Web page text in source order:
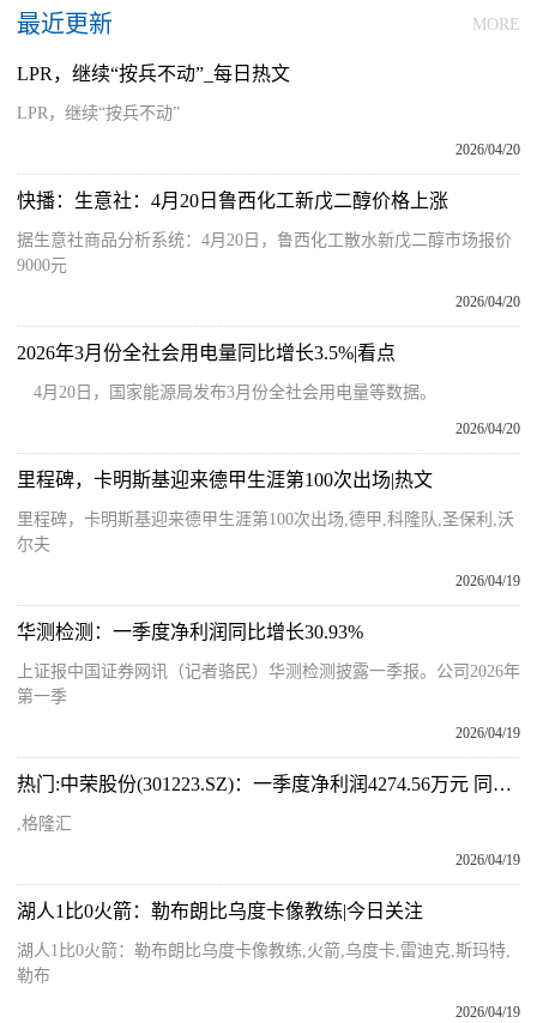
最近更新 MORE
LPR，继续“按兵不动”_每日热文
LPR，继续“按兵不动”
2026/04/20
快播：生意社：4月20日鲁西化工新戊二醇价格上涨
据生意社商品分析系统：4月20日，鲁西化工散水新戊二醇市场报价
9000元
2026/04/20
2026年3月份全社会用电量同比增长3.5%|看点
4月20日，国家能源局发布3月份全社会用电量等数据。
2026/04/20
里程碑，卡明斯基迎来德甲生涯第100次出场|热文
里程碑，卡明斯基迎来德甲生涯第100次出场,德甲,科隆队,圣保利,沃
尔夫
2026/04/19
华测检测：一季度净利润同比增长30.93%
上证报中国证券网讯（记者骆民）华测检测披露一季报。公司2026年
第一季
2026/04/19
热门:中荣股份(301223.SZ)：一季度净利润4274.56万元 同比增长8.61%
,格隆汇
2026/04/19
湖人1比0火箭：勒布朗比乌度卡像教练|今日关注
湖人1比0火箭：勒布朗比乌度卡像教练,火箭,乌度卡,雷迪克,斯玛特,
勒布
2026/04/19